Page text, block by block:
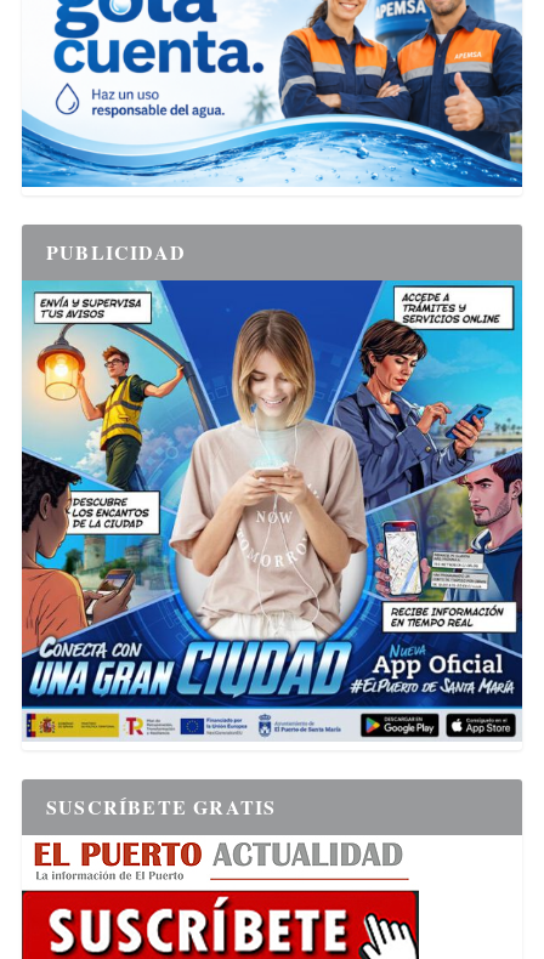
PUBLICIDAD
SUSCRÍBETE GRATIS